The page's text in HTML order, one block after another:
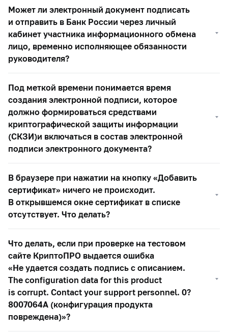
Может ли электронный документ подписать
и отправить в Банк России через личный
кабинет участника информационного обмена
лицо, временно исполняющее обязанности
руководителя?
Под меткой времени понимается время
создания электронной подписи, которое
должно формироваться средствами
криптографической защиты информации
(СКЗИ)и включаться в состав электронной
подписи электронного документа?
В браузере при нажатии на кнопку «Добавить
сертификат» ничего не происходит.
В открывшемся окне сертификат в списке
отсутствует. Что делать?
Что делать, если при проверке на тестовом
сайте КриптоПРО выдается ошибка
«Не удается создать подпись с описанием.
The configuration data for this product
is corrupt. Contact your support personnel. 0?
8007064A (конфигурация продукта
повреждена)»?